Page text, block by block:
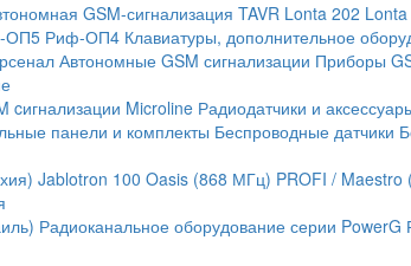
GSM-сигнализация TAVR Lonta 202
ОП5 Риф-ОП4 Клавиатуры, дополнительное
Автономные GSM сигнализации Приборы
cигнализации Microline Радиодатчики и
панели и комплекты Беспроводные датчики
Jablotron 100 Oasis (868 МГц) PROFI /
Радиоканальное оборудование серии PowerG